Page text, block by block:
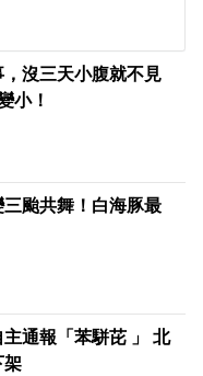
沒三天小腹就不見
小！
三颱共舞！白海豚最
通報「苯駢芘 」 北
架